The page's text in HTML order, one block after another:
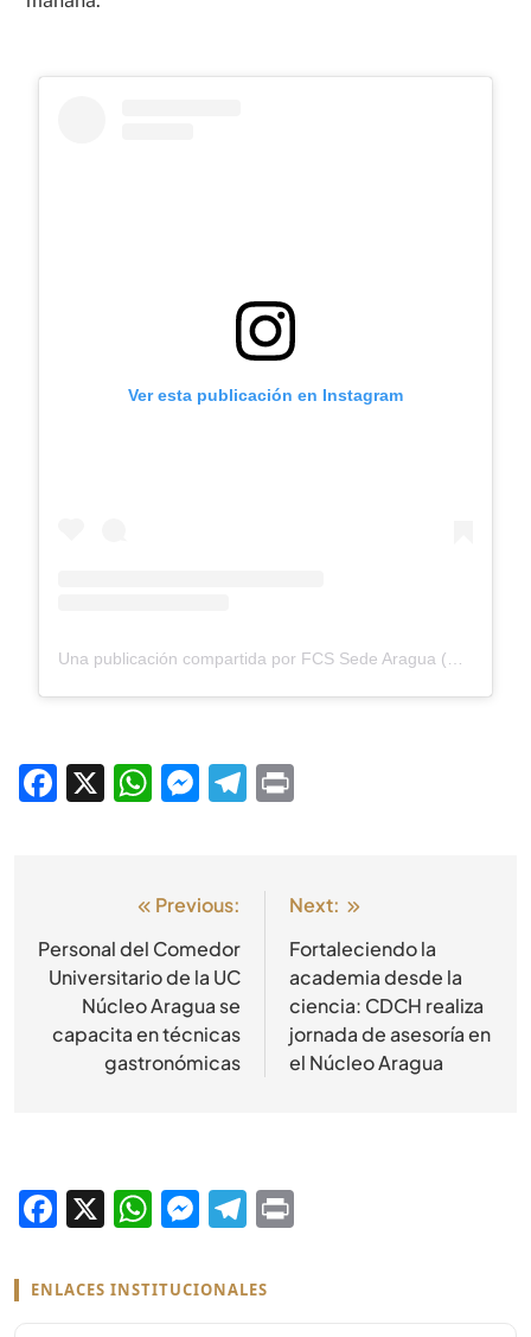
Ver esta publicación en Instagram
Una publicación compartida por FCS Sede Aragua (@fcsaragua_uc)
Facebook
X WhatsApp
Messenger
Telegram
Previous:
Personal del Comedor
Universitario de la UC
Núcleo Aragua se
capacita en técnicas
gastronómicas
Next:
Fortaleciendo la
academia desde la
ciencia: CDCH realiza
jornada de asesoría en
el Núcleo Aragua
Facebook
X WhatsApp
Messenger
Telegram
ENLACES INSTITUCIONALES